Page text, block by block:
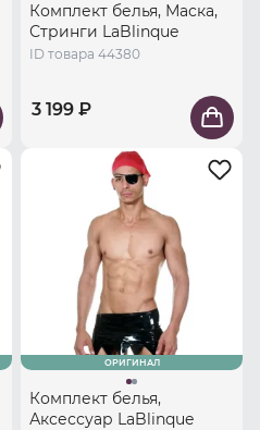
Комплект белья, Маска,
Стринги LaBlinque
ID товара 44380
3 199 ₽
ОРИГИНАЛ
Комплект белья,
Аксессуар LaBlinque